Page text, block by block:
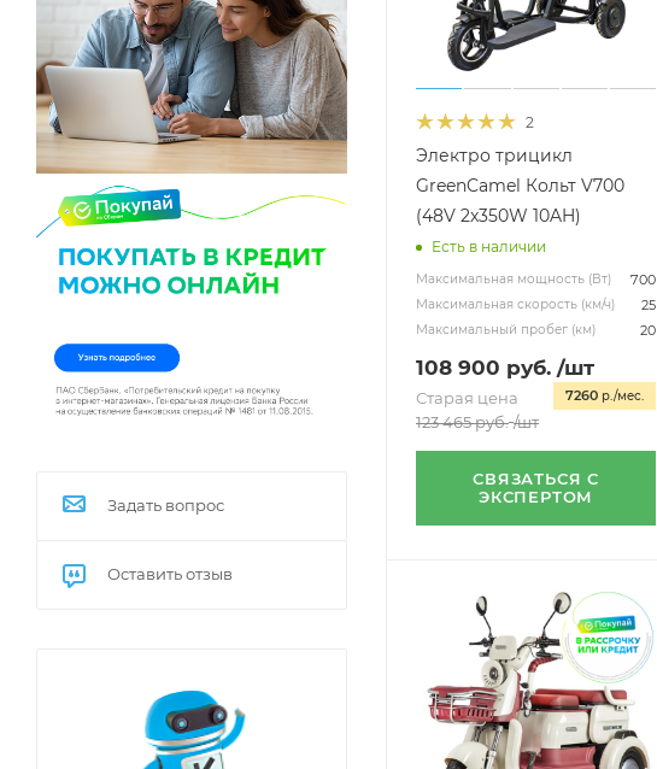
2
Электро трицикл
GreenCamel Кольт V700
(48V 2x350W 10AH)
Есть в наличии
Максимальная мощность (Вт) 700
Максимальная скорость (км/ч) 25
Максимальный пробег (км) 20
108 900 руб. /шт
7260 р./мес.
Старая цена
123 465руб. /шт
СВЯЗАТЬСЯ С
ЭКСПЕРТОМ
Задать вопрос
Оставить отзыв